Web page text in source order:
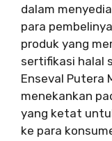
dalam
para
produk yang
sertifikasi halal
Enseval Putera
menekankan
yang ketat
ke para